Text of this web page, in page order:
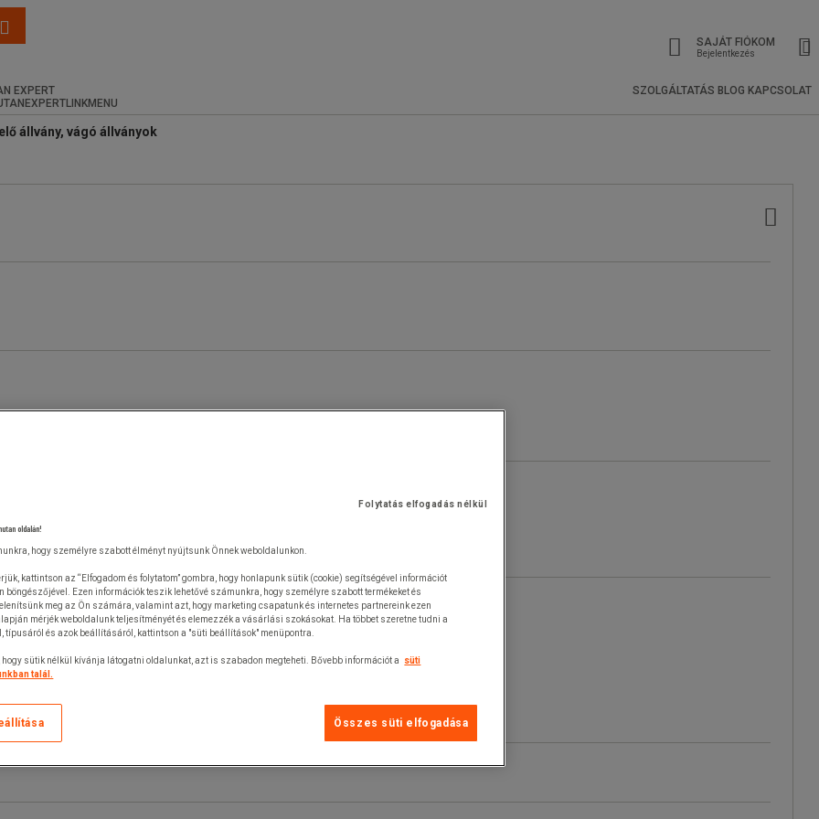
SAJÁT FIÓKOM
Bejelentkezés
EXPERT SZOLGÁLTATÁS BLOG KAPCSOLAT
állvány, vágó állványok
Folytatás elfogadás nélkül
oldalán!
hogy személyre szabott élményt nyújtsunk Önnek weboldalunkon.
kattintson az “Elfogadom és folytatom” gombra, hogy honlapunk sütik (cookie) segítségével információt
böngészőjével. Ezen információk teszik lehetővé számunkra, hogy személyre szabott termékeket és
meg az Ön számára, valamint azt, hogy marketing csapatunk és internetes partnereink ezen
mérjék weboldalunk teljesítményét és elemezzék a vásárlási szokásokat. Ha többet szeretne tudni a
típusáról és azok beállításáról, kattintson a "süti beállítások" menüpontra.
hogy sütik nélkül kívánja látogatni oldalunkat, azt is szabadon megteheti. Bővebb információt a
süti
talál.
Összes süti elfogadása